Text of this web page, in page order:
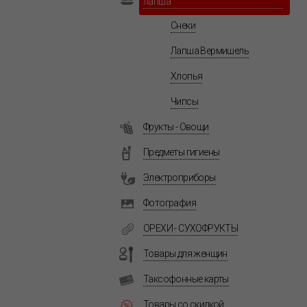
Снеки
Лапша Вермишель
Хлопья
Чипсы
Фрукты - Овощи
Предметы гигиены
Электроприборы
Фотография
ОРЕХИ - СУХОФРУКТЫ
Товары для женщин
Таксофонные карты
Товары со скидкой